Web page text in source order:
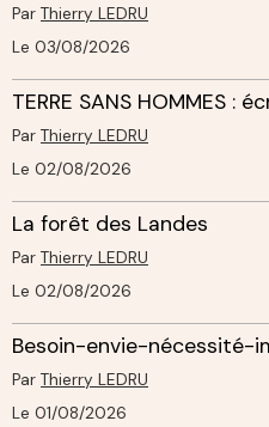
Par Thierry LEDRU
Le 03/08/2026
TERRE SANS HOMMES :
Par Thierry LEDRU
Le 02/08/2026
La forêt des Landes
Par Thierry LEDRU
Le 02/08/2026
Besoin-envie-nécessité-
Par Thierry LEDRU
Le 01/08/2026